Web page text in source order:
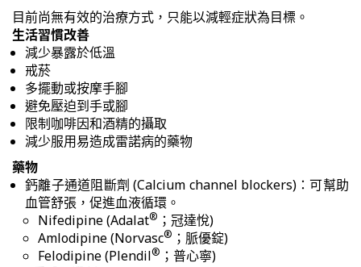
目前尚無有效的治療方式，只能以減輕症狀為目標。
生活習慣改善
減少暴露於低溫
戒菸
多擺動或按摩手腳
避免壓迫到手或腳
限制咖啡因和酒精的攝取
減少服用易造成雷諾病的藥物
藥物
鈣離子通道阻斷劑 (Calcium channel blockers)：可幫助
血管舒張，促進血液循環。
Nifedipine (Adalat® ；冠達悅)
Amlodipine (Norvasc® ；脈優錠)
Felodipine (Plendil® ；普心寧)